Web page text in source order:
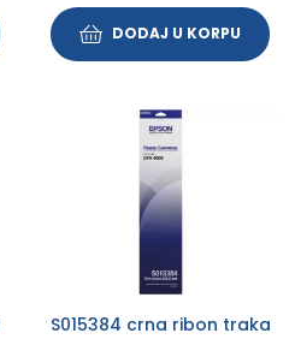
DODAJ U KORPU
S015384 crna ribon traka